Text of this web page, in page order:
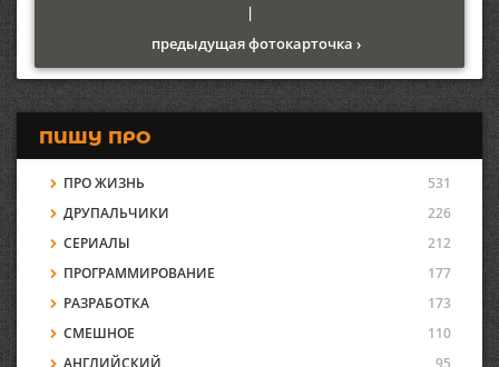
|
предыдущая фотокарточка ›
ПИШУ ПРО
ПРО ЖИЗНЬ
531
ДРУПАЛЬЧИКИ
226
СЕРИАЛЫ
212
ПРОГРАММИРОВАНИЕ
177
РАЗРАБОТКА
173
СМЕШНОЕ
110